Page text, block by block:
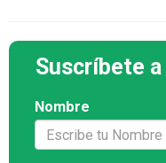
Suscríbete
Nombre